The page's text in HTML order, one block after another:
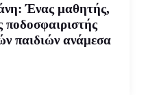
Ένας μαθητής,
ποδοσφαιριστής
παιδιών ανάμεσα